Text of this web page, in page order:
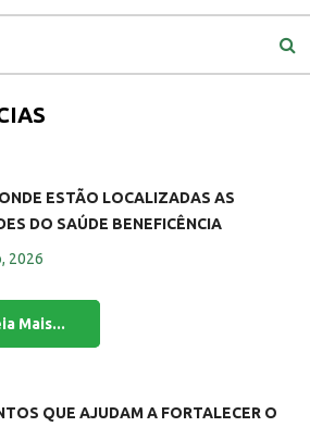
ESTÃO LOCALIZADAS AS
DO SAÚDE BENEFICÊNCIA
2026
QUE AJUDAM A FORTALECER O